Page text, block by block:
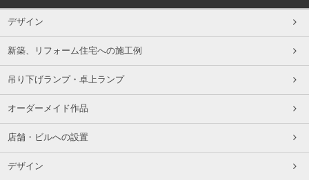
デザイン
新築、リフォーム住宅への施工例
吊り下げランプ・卓上ランプ
オーダーメイド作品
店舗・ビルへの設置
デザイン